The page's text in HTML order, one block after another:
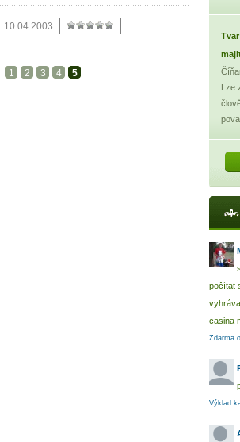
10.04.2003
1 2 3 4 5
Lze
počítat
casina
Zdarma
Výklad